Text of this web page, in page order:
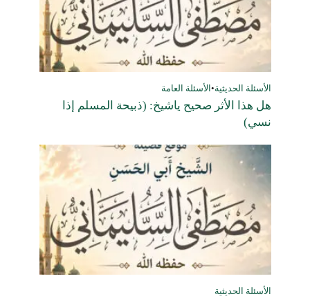
الأسئلة الحديثية• الأسئلة العامة
هل هذا الأثر صحيح ياشيخ: (ذبيحة المسلم إذا
نسي)
الأسئلة الحديثية